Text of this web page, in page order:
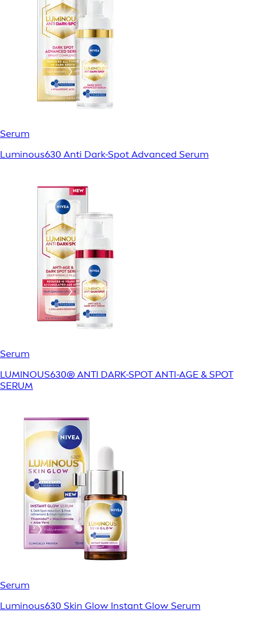
Serum
Luminous630 Anti Dark-Spot Advanced Serum
Serum
LUMINOUS630® ANTI DARK-SPOT ANTI-AGE & SPOT
SERUM
Serum
Luminous630 Skin Glow Instant Glow Serum